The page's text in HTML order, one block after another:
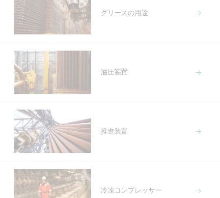
グリースの用途
油圧装置
推進装置
冷凍コンプレッサー